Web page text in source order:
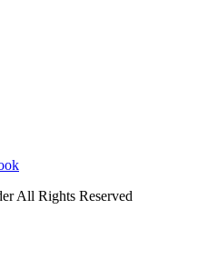
All Rights Reserved